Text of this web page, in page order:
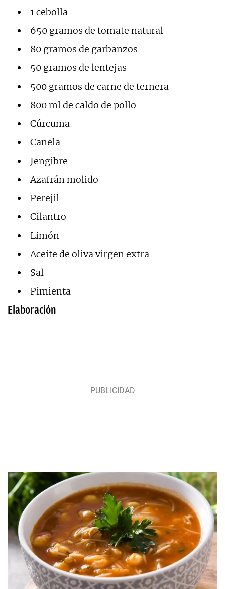
1 cebolla
650 gramos de tomate natural
80 gramos de garbanzos
50 gramos de lentejas
500 gramos de carne de ternera
800 ml de caldo de pollo
Cúrcuma
Canela
Jengibre
Azafrán molido
Perejil
Cilantro
Limón
Aceite de oliva virgen extra
Sal
Pimienta
Elaboración